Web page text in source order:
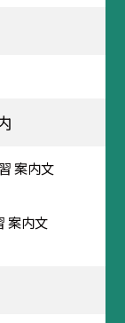
案内文
案内文